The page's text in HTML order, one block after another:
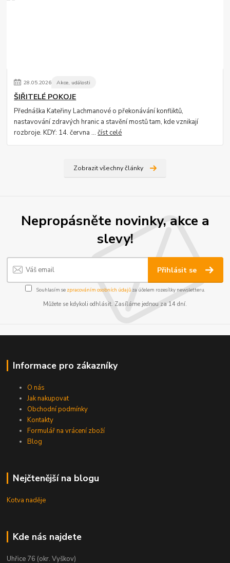
28.05.2026 Akce, události
ŠIŘITELÉ POKOJE
Přednáška Kateřiny Lachmanové o překonávání konfliktů,
nastavování zdravých hranic a stavění mostů tam, kde vznikají
rozbroje. KDY: 14. června ...číst celé
Zobrazit všechny články
Nepropásněte novinky, akce a
slevy!
Přihlásit se
Souhlasím se zpracováním osobních údajůza účelem rozesílky newsletteru.
Můžete se kdykoli odhlásit. Zasíláme jednou za 14 dní.
Informace pro zákazníky
O nás
Jak nakupovat
Obchodní podmínky
Kontakty
Formulář na vrácení zboží
Blog
Nejčtenější na blogu
Kotva naděje
Kde nás najdete
Uhřice 76 (okr. Vyškov)